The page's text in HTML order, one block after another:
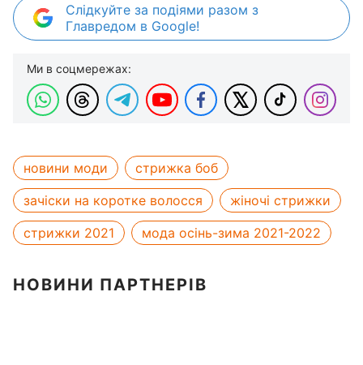
Слідкуйте за подіями разом з
Главредом в Google!
Ми в соцмережах:
новини моди
стрижка боб
зачіски на коротке волосся
жіночі стрижки
стрижки 2021
мода осінь-зима 2021-2022
НОВИНИ ПАРТНЕРІВ